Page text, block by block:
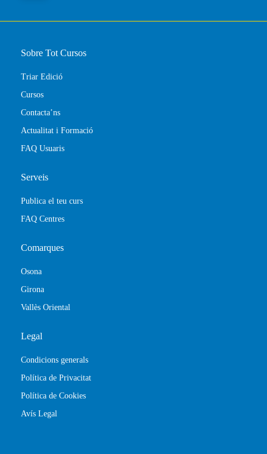
Sobre Tot Cursos
Triar Edició
Cursos
Contacta’ns
Actualitat i Formació
FAQ Usuaris
Serveis
Publica el teu curs
FAQ Centres
Comarques
Osona
Girona
Vallès Oriental
Legal
Condicions generals
Política de Privacitat
Política de Cookies
Avís Legal